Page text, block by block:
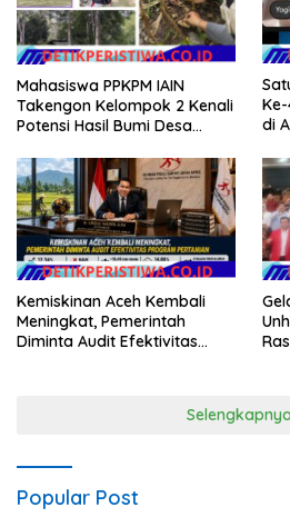
Mahasiswa PPKPM IAIN
Takengon Kelompok 2 Kenali
Potensi Hasil Bumi Desa
di
Kemiskinan Aceh Kembali
Meningkat, Pemerintah
Diminta Audit Efektivitas
Selengkapnya
Popular Post